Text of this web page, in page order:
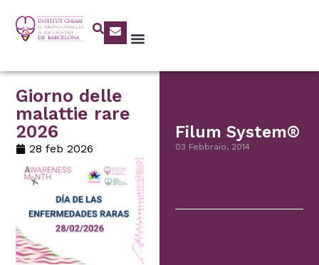
Giorno delle
malattie rare
2026
28 feb 2026
Filum System®
03 Febbraio, 2014